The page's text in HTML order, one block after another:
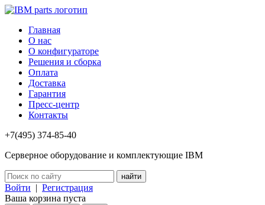
Главная
О нас
О конфигураторе
Решения и сборка
Оплата
Доставка
Гарантия
Пресс-центр
Контакты
+7(495) 374-85-40
Серверное оборудование и комплектующие IBM
Войти | Регистрация
Ваша корзина пуста